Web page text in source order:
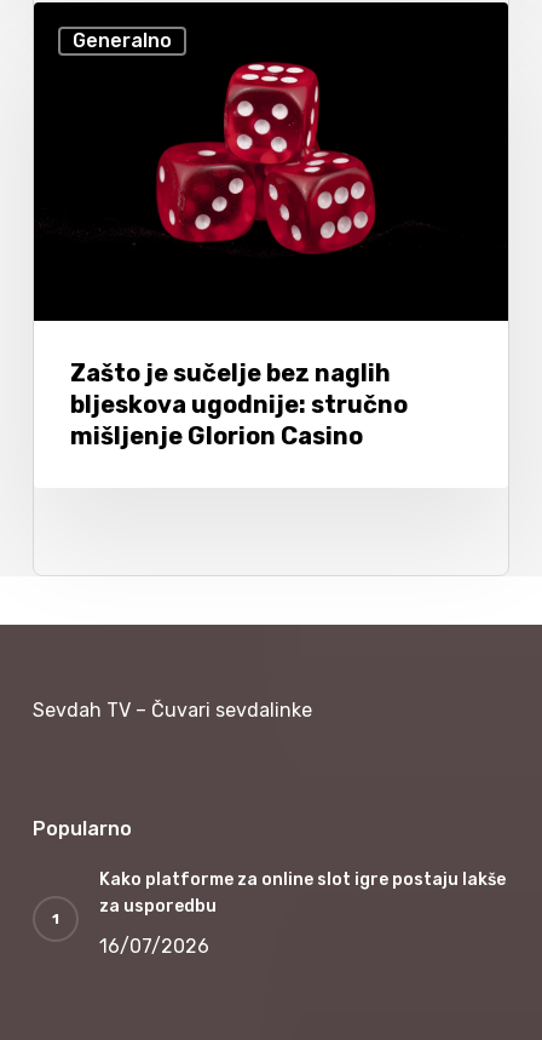
Generalno
Zašto je sučelje bez naglih
bljeskova ugodnije: stručno
mišljenje Glorion Casino
Sevdah TV – Čuvari sevdalinke
Popularno
Kako platforme za online slot igre postaju lakše
za usporedbu
16/07/2026